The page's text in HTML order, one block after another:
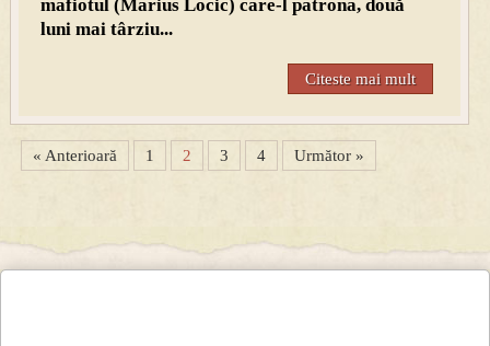
mafiotul (Marius Locic) care-l patrona, două
luni mai târziu...
Citeste mai mult
« Anterioară 1 2 3 4 Următor »